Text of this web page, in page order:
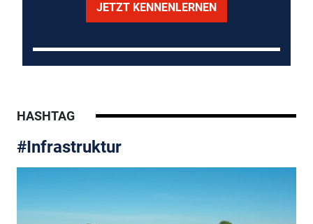
JETZT KENNENLERNEN
HASHTAG
#Infrastruktur